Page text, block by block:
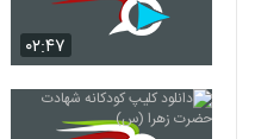
۰۲:۴۷